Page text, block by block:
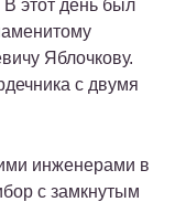
этот день был
Яблочкову.
с двумя
инженерами в
с замкнутым